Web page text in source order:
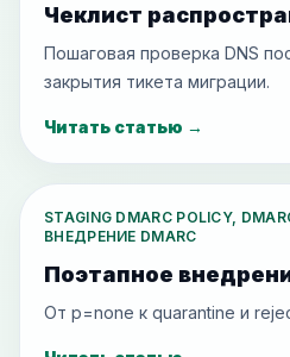
Чеклист
Пошаговая проверка DNS
закрытия тикета миграции.
Читать статью →
STAGING DMARC POLICY,
ВНЕДРЕНИЕ DMARC
Поэтапное
От p=none к quarantine и